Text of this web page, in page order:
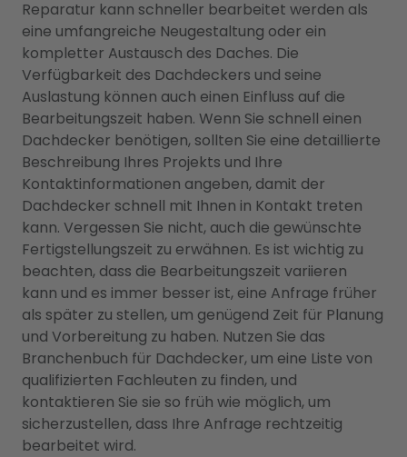
Reparatur kann schneller bearbeitet werden als
eine umfangreiche Neugestaltung oder ein
kompletter Austausch des Daches. Die
Verfügbarkeit des Dachdeckers und seine
Auslastung können auch einen Einfluss auf die
Bearbeitungszeit haben. Wenn Sie schnell einen
Dachdecker benötigen, sollten Sie eine detaillierte
Beschreibung Ihres Projekts und Ihre
Kontaktinformationen angeben, damit der
Dachdecker schnell mit Ihnen in Kontakt treten
kann. Vergessen Sie nicht, auch die gewünschte
Fertigstellungszeit zu erwähnen. Es ist wichtig zu
beachten, dass die Bearbeitungszeit variieren
kann und es immer besser ist, eine Anfrage früher
als später zu stellen, um genügend Zeit für Planung
und Vorbereitung zu haben. Nutzen Sie das
Branchenbuch für Dachdecker, um eine Liste von
qualifizierten Fachleuten zu finden, und
kontaktieren Sie sie so früh wie möglich, um
sicherzustellen, dass Ihre Anfrage rechtzeitig
bearbeitet wird.